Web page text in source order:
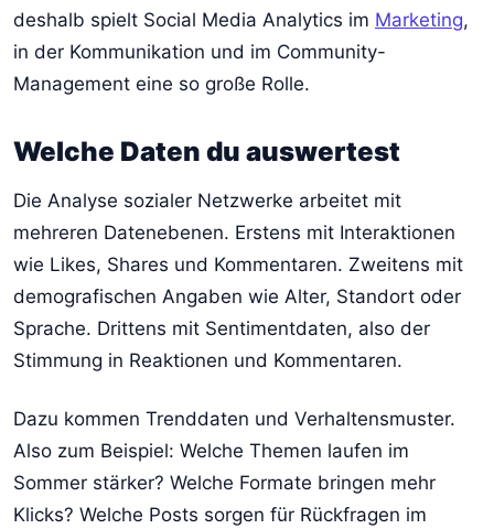
deshalb spielt Social Media Analytics im Marketing,
in der Kommunikation und im Community-
Management eine so große Rolle.
Welche Daten du auswertest
Die Analyse sozialer Netzwerke arbeitet mit
mehreren Datenebenen. Erstens mit Interaktionen
wie Likes, Shares und Kommentaren. Zweitens mit
demografischen Angaben wie Alter, Standort oder
Sprache. Drittens mit Sentimentdaten, also der
Stimmung in Reaktionen und Kommentaren.
Dazu kommen Trenddaten und Verhaltensmuster.
Also zum Beispiel: Welche Themen laufen im
Sommer stärker? Welche Formate bringen mehr
Klicks? Welche Posts sorgen für Rückfragen im